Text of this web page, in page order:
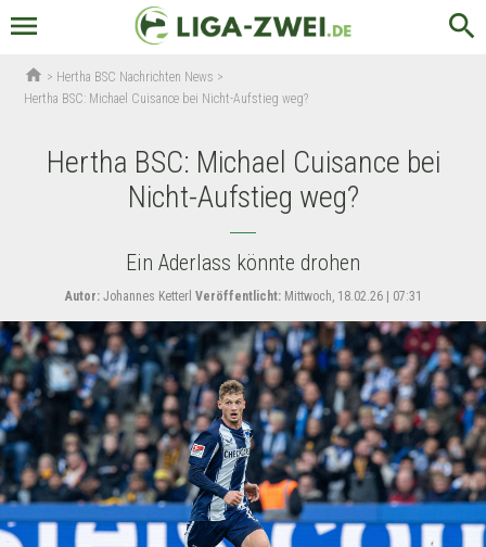
menu search
home > Hertha BSC Nachrichten News >
Hertha BSC: Michael Cuisance bei Nicht-Aufstieg weg?
Hertha BSC: Michael Cuisance bei
Nicht-Aufstieg weg?
Ein Aderlass könnte drohen
Autor:Johannes Ketterl Veröffentlicht:Mittwoch, 18.02.26 | 07:31